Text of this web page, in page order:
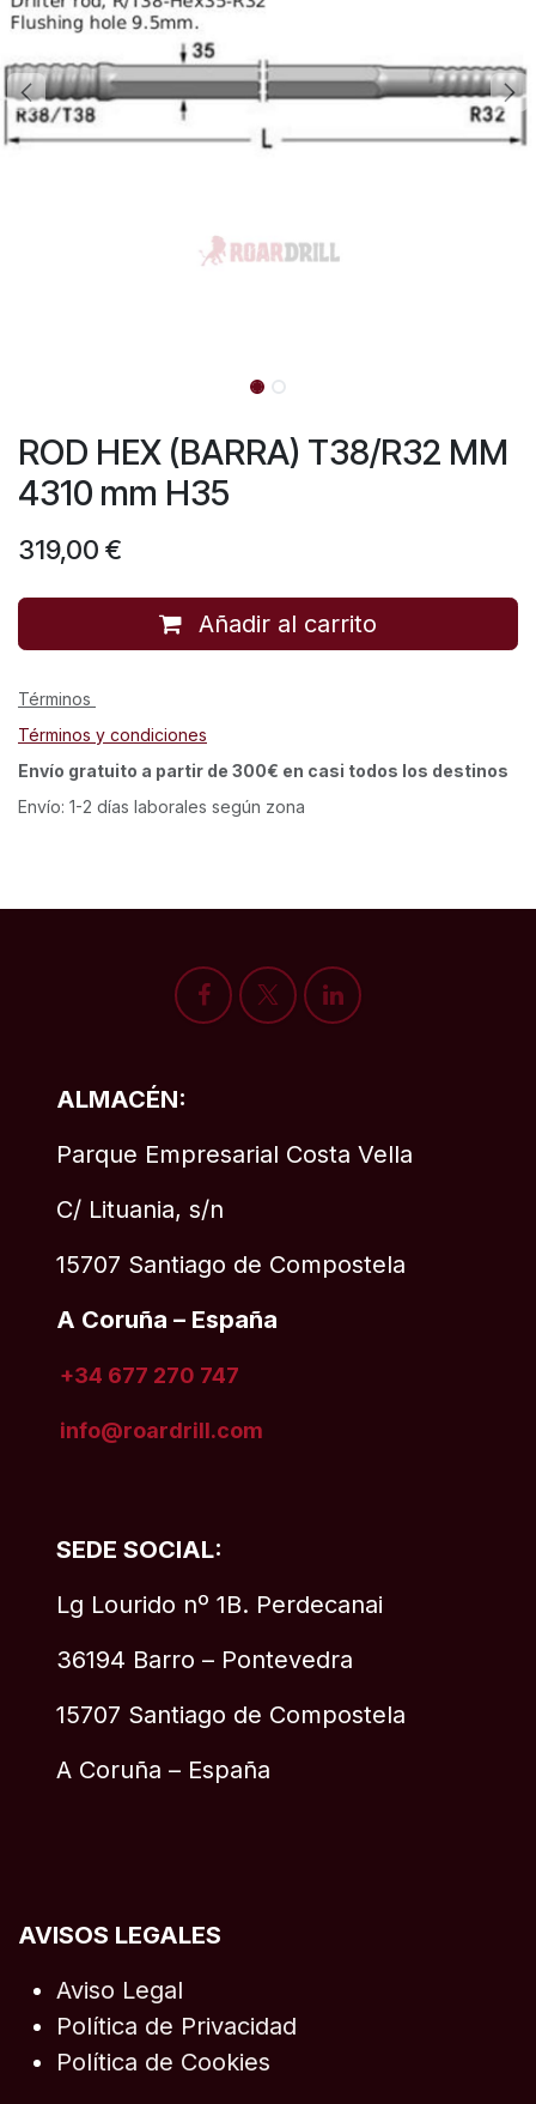
ROD HEX (BARRA) T38/R32 MM
4310 mm H35
319,00 €
Añadir al carrito
Términos
Términos y condiciones
Envío gratuito a partir de 300€ en casi todos los destinos
Envío: 1-2 días laborales según zona
SEDE SOCIAL:
Lg Lourido nº 1B. Perdecanai
36194 Barro – Pontevedra
15707 Santiago de Compostela
A Coruña – España
ALMACÉN:
Parque Empresarial Costa Vella
C/ Lituania, s/n
15707 Santiago de Compostela
A Coruña – España
+34 677 270 747
info@roardrill.com
AVISOS LEGALES
Aviso Legal
Política de Privacidad
Política de Cookies